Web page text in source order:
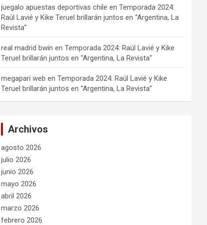
juegalo apuestas deportivas chile enTemporada 2024:
Raúl Lavié y Kike Teruel brillarán juntos en “Argentina, La
Revista”
real madrid bwin enTemporada 2024: Raúl Lavié y Kike
Teruel brillarán juntos en “Argentina, La Revista”
megapari web enTemporada 2024: Raúl Lavié y Kike
Teruel brillarán juntos en “Argentina, La Revista”
Archivos
agosto 2026
julio 2026
junio 2026
mayo 2026
abril 2026
marzo 2026
febrero 2026